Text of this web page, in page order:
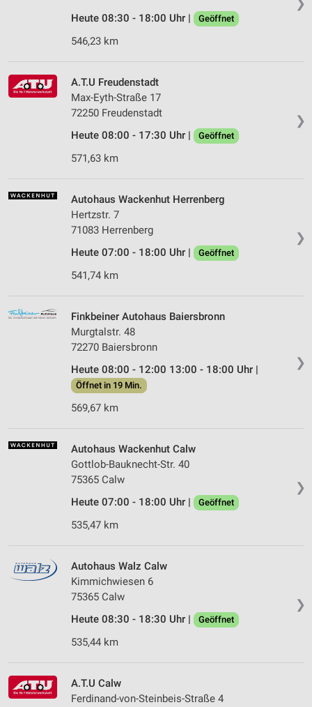
❯
Heute 08:30 - 18:00 Uhr |
Geöffnet
546,23 km
❯
A.T.U Freudenstadt
Max-Eyth-Straße 17
72250 Freudenstadt
Heute 08:00 - 17:30 Uhr |
Geöffnet
571,63 km
❯
Autohaus Wackenhut Herrenberg
Hertzstr. 7
71083 Herrenberg
Heute 07:00 - 18:00 Uhr |
Geöffnet
541,74 km
❯
Finkbeiner Autohaus Baiersbronn
Murgtalstr. 48
72270 Baiersbronn
Heute 08:00 - 12:00 13:00 - 18:00 Uhr |
Öffnet in 19 Min.
569,67 km
❯
Autohaus Wackenhut Calw
Gottlob-Bauknecht-Str. 40
75365 Calw
Heute 07:00 - 18:00 Uhr |
Geöffnet
535,47 km
❯
Autohaus Walz Calw
Kimmichwiesen 6
75365 Calw
Heute 08:30 - 18:30 Uhr |
Geöffnet
535,44 km
A.T.U Calw
Ferdinand-von-Steinbeis-Straße 4